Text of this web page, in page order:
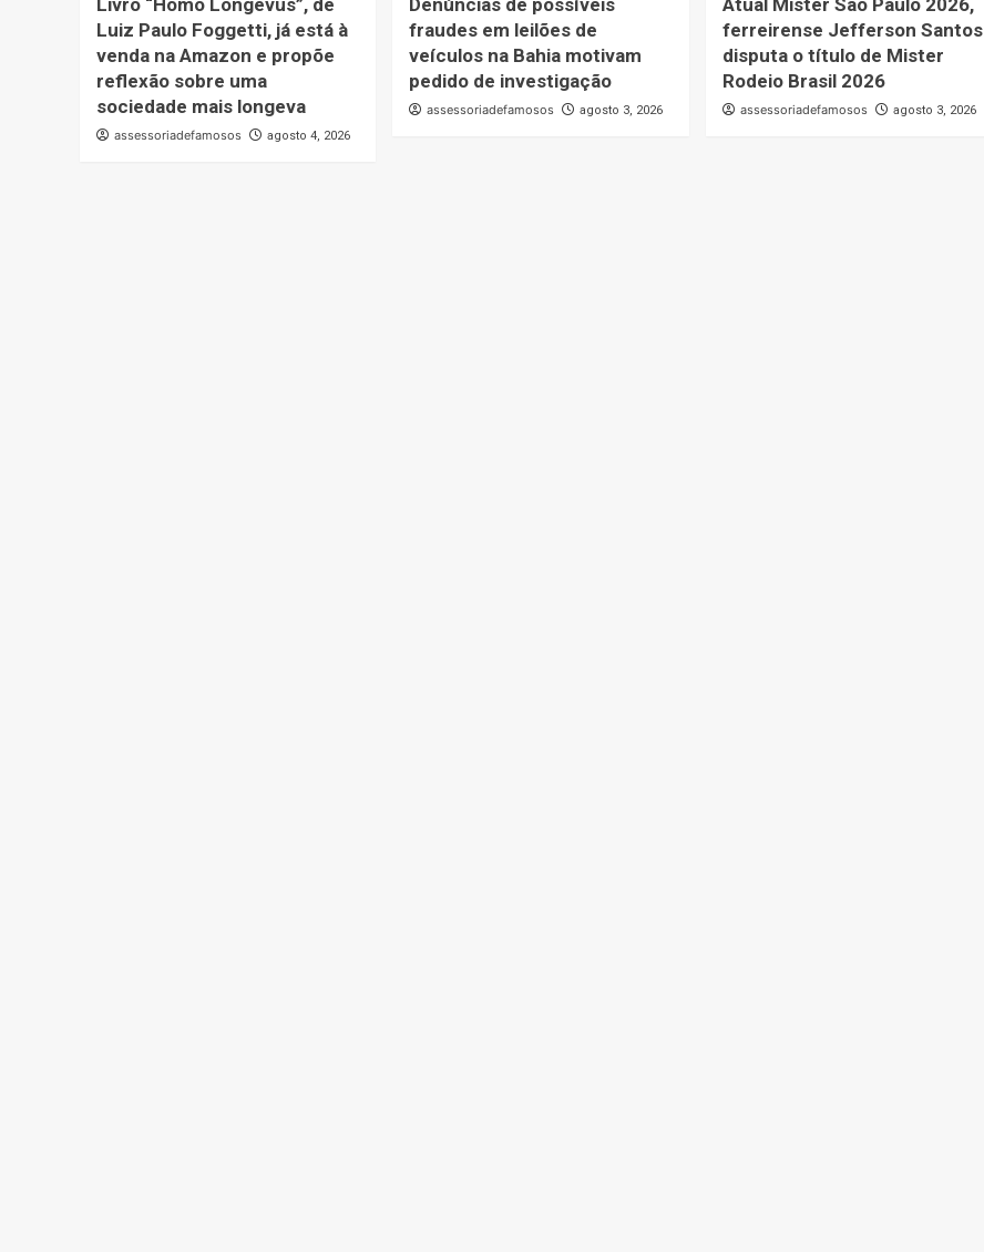
Livro “Homo Longevus”, de
Luiz Paulo Foggetti, já está à
venda na Amazon e propõe
reflexão sobre uma
sociedade mais longeva
assessoriadefamosos agosto 4, 2026
Denúncias de possíveis
fraudes em leilões de
veículos na Bahia motivam
pedido de investigação
assessoriadefamosos agosto 3, 2026
Atual Mister São Paulo 2026,
ferreirense Jefferson Santos
disputa o título de Mister
Rodeio Brasil 2026
assessoriadefamosos agosto 3, 2026